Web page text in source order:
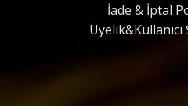
İade & İptal
Üyelik&Kullanıcı